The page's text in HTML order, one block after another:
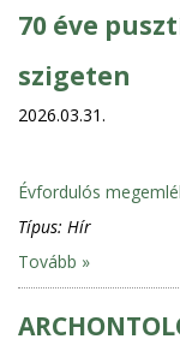
70 éve
szigeten
2026.03.31.
Évfordulós
Típus: Hír
Tovább »